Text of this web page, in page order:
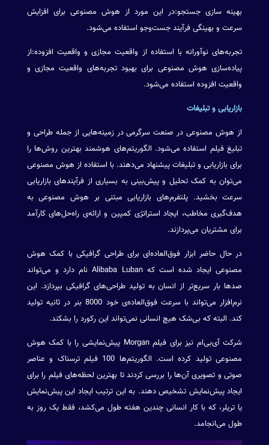
بهینه سازی جستجو:در این مورد از هوش مصنوعی برای افزایش
سرعت و بهینگی فرآیند جست‌وجو استفاده می‌شود.
تجربه‌های نوآورانه با استفاده از واقعیت مجازی و واقعیت افزوده:از
پیاده‌سازی هوش مصنوعی برای بهبود تجربه‌های واقعیت مجازی و
واقعیت افزوده استفاده می‌شود.
بازاریابی و تبلیغات
از هوش مصنوعی در صنعت سرگرمی در زمینه‌هایی از جمله طراحی و
تبلیغ فیلم استفاده می‌شود. الگوریتم‌های هوشمند بهترین روش‌ها را
برای بازاریابی و تبلیغات پیشنهاد می‌دهند. با استفاده از هوش مصنوعی
می‌توان به کمک تحلیل و پیش‌بینی به بسیاری از فرآیندهای بازاریابی
سرعت بخشید. پلتفرم‌های بازاریابی مبتنی بر هوش مصنوعی به
هدف‌گیری مخاطب، ایجاد استراتژی کمپین و ارائه‌ی راه‌حل‌های کارآمد
برای مشتریان می‌پردازند.
در حال حاضر ابزار فوق‌العاده‌ای برای طراحی گرافیکی با کمک هوش
مصنوعی ایجاد شده است که Alibaba Luban نام دارد و می‌تواند
صدها بار سریع‌تر از انسان به تولید طراحی‌های گرافیکی بپردازد. این
نرم‌افزار می‌تواند با سرعت فوق‌العاده‌ی خود 8000 بنر در ثانیه تولید
کند. البته که بی‌شک هیچ انسانی نمی‌تواند این رکورد را بشکند.
شرکت آی‌بی‌ام نیز برای فیلم Morgan پیش‌نمایشی را با کمک هوش
مصنوعی تولید کرده است. الگوریتم‌ها 100 فیلم ترسناک و عناصر
صوتی و تصویری آن‌ها را بررسی کردند تا بهترین لحظه‌های فیلم را برای
ایجاد پیش‌نمایش تشخیص دهند. به این ترتیب ایجاد این پیش‌نمایش
یا تریلر، که با کار انسانی چندین هفته طول می‌کشد، فقط یک روز به
طول می‌انجامد.